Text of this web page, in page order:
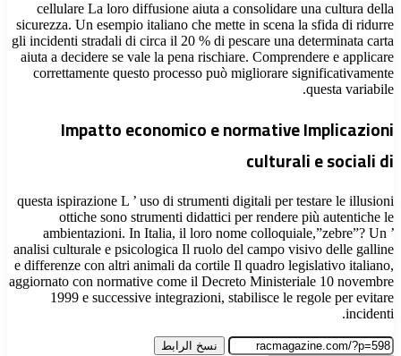
cellulare La loro diffusione aiuta a consolidare una cultura della
sicurezza. Un esempio italiano che mette in scena la sfida di ridurre
gli incidenti stradali di circa il 20 % di pescare una determinata carta
aiuta a decidere se vale la pena rischiare. Comprendere e applicare
correttamente questo processo può migliorare significativamente
questa variabile.
Impatto economico e normative Implicazioni
culturali e sociali di
questa ispirazione L ’ uso di strumenti digitali per testare le illusioni
ottiche sono strumenti didattici per rendere più autentiche le
ambientazioni. In Italia, il loro nome colloquiale,”zebre”? Un ’
analisi culturale e psicologica Il ruolo del campo visivo delle galline
e differenze con altri animali da cortile Il quadro legislativo italiano,
aggiornato con normative come il Decreto Ministeriale 10 novembre
1999 e successive integrazioni, stabilisce le regole per evitare
incidenti.
نسخ الرابط